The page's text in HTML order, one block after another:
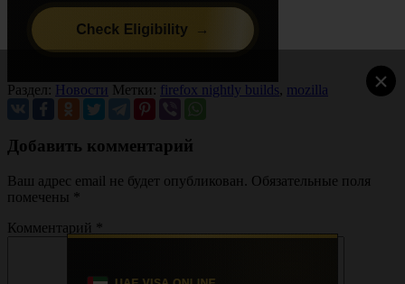
×
Раздел: Новости Метки: firefox nightly builds, mozilla
Добавить комментарий
Ваш адрес email не будет опубликован.
Обязательные поля
помечены
Комментарий